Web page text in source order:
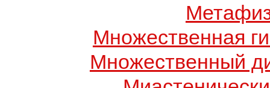
Множественная
Множественный